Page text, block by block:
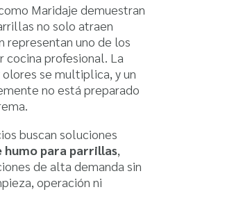
Maridaje demuestran
no solo atraen
representan uno de los
cocina profesional. La
se multiplica, y un
no está preparado
buscan soluciones
humo para parrillas,
de alta demanda sin
operación ni